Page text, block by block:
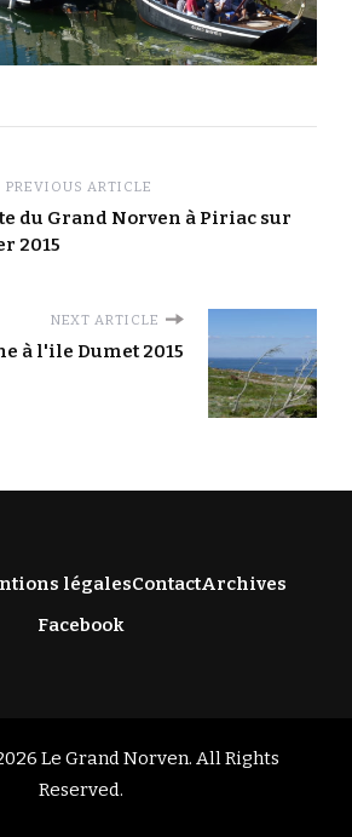
PREVIOUS ARTICLE
du Grand Norven à Piriac sur
2015
NEXT ARTICLE
à l'ile Dumet 2015
légalesContactArchives
Facebook
Le Grand Norven. All Rights
Reserved.